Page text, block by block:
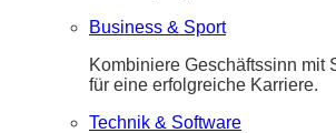
Business & Sport
Kombiniere Geschäftssinn mit
für eine erfolgreiche Karriere.
Technik & Software